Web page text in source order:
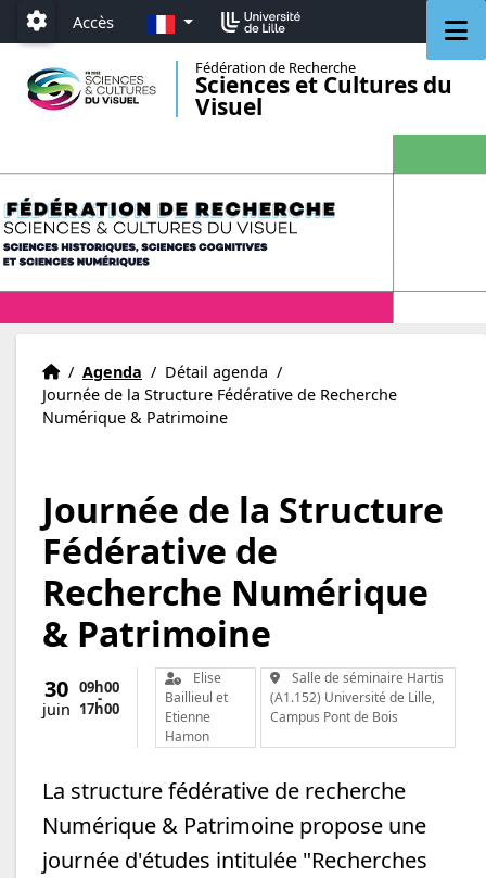
Aller au menu
Aller au contenu
Aller au pied de page
Paramétrage
Accès FR
Fédération de Recherche
Sciences et Cultures du
Visuel
Accueil
Accueil
/ Agenda / Détail agenda /
Journée de la Structure Fédérative de Recherche
Numérique & Patrimoine
Journée de la Structure
Fédérative de
Recherche Numérique
& Patrimoine
30
juin
09h00
-
17h00
Organisateur :
Elise
Baillieul et
Etienne
Hamon
Lieu :
Salle de séminaire Hartis
(A1.152) Université de Lille,
Campus Pont de Bois
La structure fédérative de recherche
Numérique & Patrimoine propose une
journée d'études intitulée "Recherches